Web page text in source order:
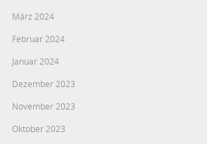
März 2024
Februar 2024
Januar 2024
Dezember 2023
November 2023
Oktober 2023